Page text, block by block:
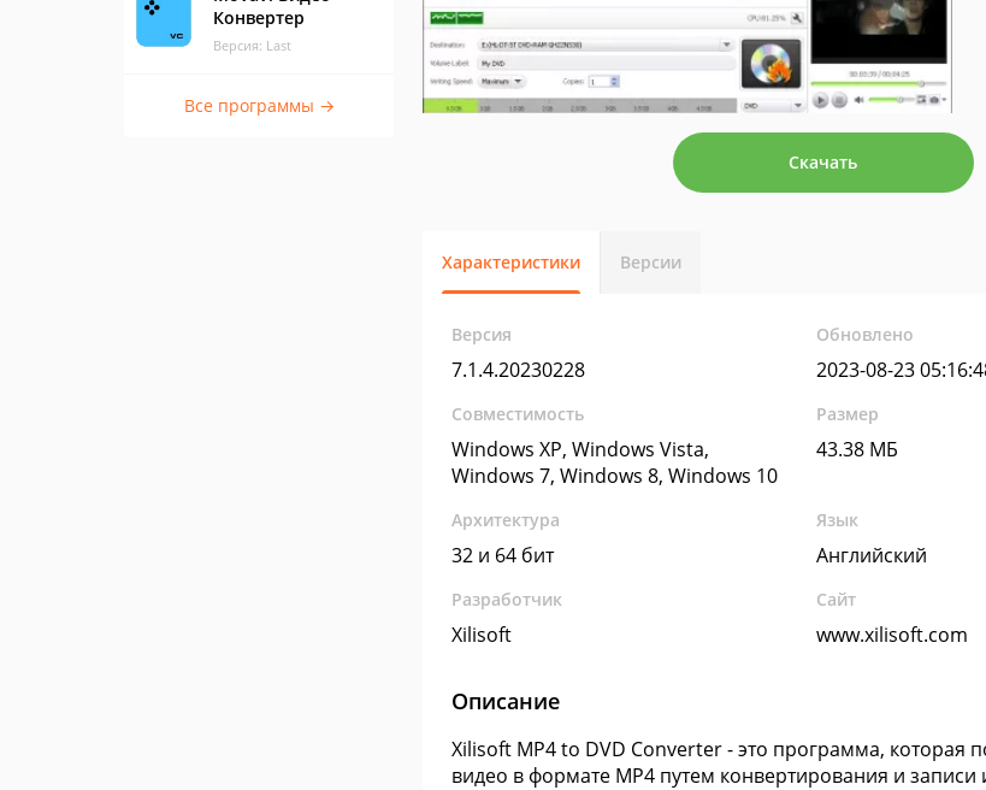
Конвертер
Версия: Last
Все программы →
Скачать
Характеристики Версии
Версия
7.1.4.20230228
Обновлено
2023-08-23
Совместимость
Windows XP, Windows Vista,
Windows 7, Windows 8, Windows 10
Размер
43.38 МБ
Архитектура
32 и 64 бит
Язык
Английский
Разработчик
Xilisoft
Сайт
www.xilisoft.com
Описание
Xilisoft MP4 to DVD Converter - это программа,
видео в формате MP4 путем конвертирования и записи